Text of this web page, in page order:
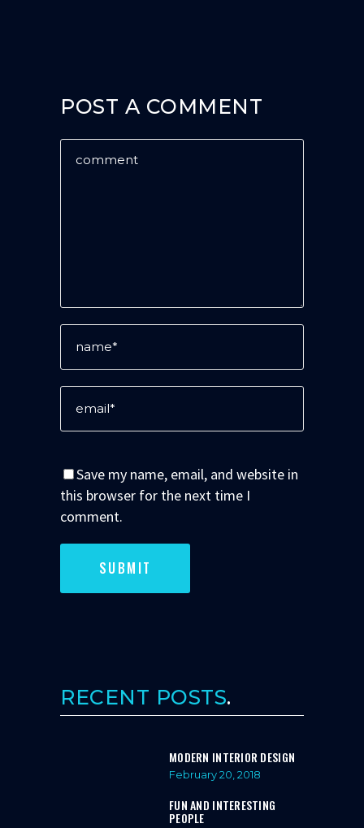
POST A COMMENT
Save my name, email, and website in
this browser for the next time I
comment.
RECENT POSTS
MODERN INTERIOR DESIGN
February 20, 2018
FUN AND INTERESTING
PEOPLE